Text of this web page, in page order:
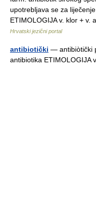
upotrebljava se za
ETIMOLOGIJA v. klor + v.
Hrvatski jezični portal
antibiotički — antibiòtički
antibiotika